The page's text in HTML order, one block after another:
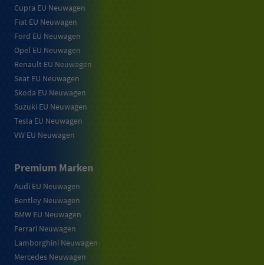
Cupra EU Neuwagen
Fiat EU Neuwagen
Ford EU Neuwagen
Opel EU Neuwagen
Renault EU Neuwagen
Seat EU Neuwagen
Skoda EU Neuwagen
Suzuki EU Neuwagen
Tesla EU Neuwagen
VW EU Neuwagen
Premium Marken
Audi EU Neuwagen
Bentley Neuwagen
BMW EU Neuwagen
Ferrari Neuwagen
Lamborghini Neuwagen
Mercedes Neuwagen